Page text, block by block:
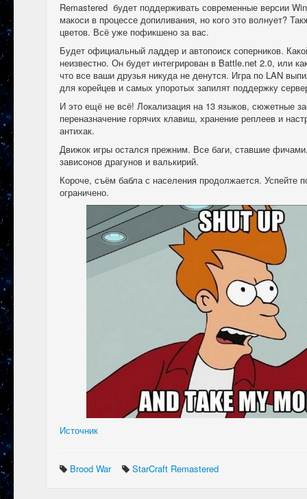
Remastered будет поддерживать современные версии
макоси в процессе допиливания, но кого это волнует?
цветов. Всё уже пофикшено за вас.
Будет официальный ладдер и автопоиск соперников.
неизвестно. Он будет интегрирован в Battle.net 2.0, или
что все ваши друзья никуда не денутся. Игра по LAN
для корейцев и самых упоротых запилят поддержку
И это ещё не всё! Локализация на 13 языков, сюжетные
переназначение горячих клавиш, хранение реплеев и
антихак.
Движок игры остался прежним. Все баги, ставшие
зависонов драгунов и валькирий.
Короче, съём бабла с населения продолжается. Успейте
ограничено.
Источник
Brood War StarCraft Remastered